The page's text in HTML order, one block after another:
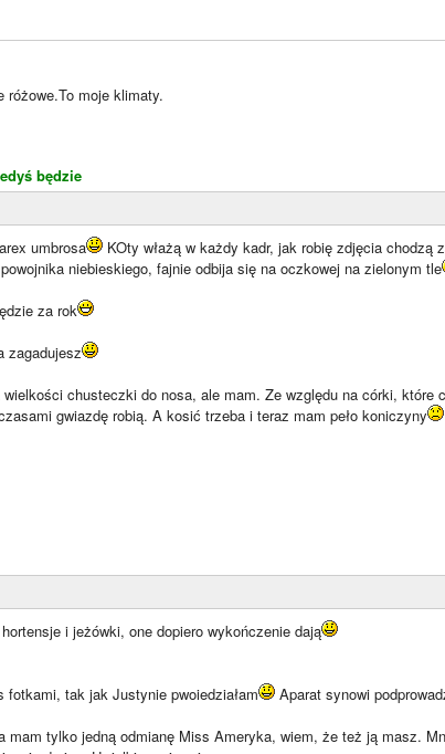
moje klimaty.
będzie
umbrosa
KOty włażą w każdy kadr, jak robię zdjęcia chodzą
niebieskiego, fajnie odbija się na oczkowej na zielonym tle
za rok
zagadujesz
chusteczki do nosa, ale mam. Ze względu na córki, które
gwiazdę robią. A kosić trzeba i teraz mam peło koniczyny
i jeżówki, one dopiero wykończenie dają
fotkami, tak jak Justynie pwoiedziałam
Aparat synowi
mam tylko jedną odmianę Miss Ameryka, wiem, że też ją masz.